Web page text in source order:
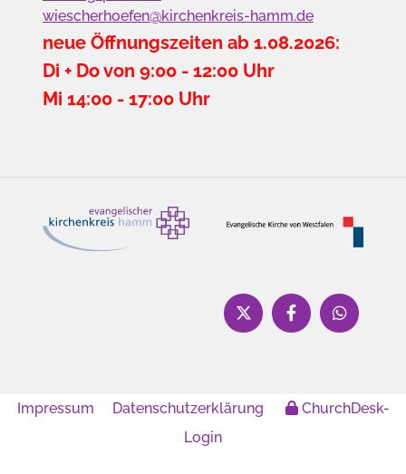
wiescherhoefen@kirchenkreis-hamm.de
neue Öffnungszeiten ab 1.08.2026:
Di + Do von 9:00 - 12:00 Uhr
Mi 14:00 - 17:00 Uhr
Impressum Datenschutzerklärung
ChurchDesk-
Login